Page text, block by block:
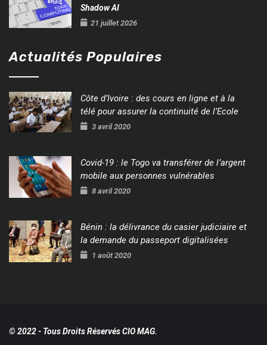
Shadow AI
21 juillet 2026
Actualités Populaires
Côte d’Ivoire : des cours en ligne et à la
télé pour assurer la continuité de l’Ecole
3 avril 2020
Covid-19 : le Togo va transférer de l’argent
mobile aux personnes vulnérables
8 avril 2020
Bénin : la délivrance du casier judiciaire et
la demande du passeport digitalisées
1 août 2020
© 2022 - Tous Droits Réservés CIO MAG.